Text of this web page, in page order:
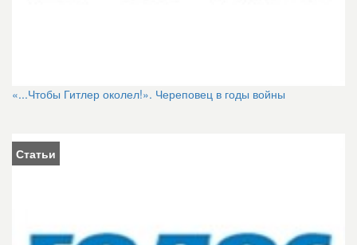
«...Чтобы Гитлер околел!». Череповец в годы войны
Статьи